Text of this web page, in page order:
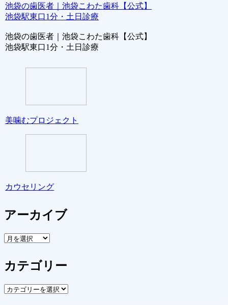
池袋の歯医者｜池袋こわた歯科【公式】
池袋駅東口1分・土日診療
池袋の歯医者｜池袋こわた歯科【公式】
池袋駅東口1分・土日診療
美噛むプロジェクト
カウセリング
アーカイブ
ア
カ
イ
カテゴリー
カ